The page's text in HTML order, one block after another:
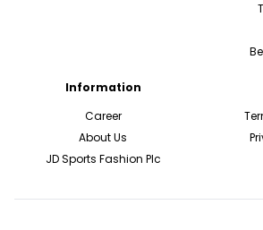
Information
Career
About Us
JD Sports Fashion Plc